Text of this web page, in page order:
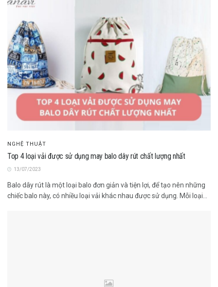
NGHỆ THUẬT
Top 4 loại vải được sử dụng may balo dây rút chất lượng nhất
13/07/2023
Balo dây rút là một loại balo đơn giản và tiện lợi, để tạo nên những
chiếc balo này, có nhiều loại vải khác nhau được sử dụng. Mỗi loại...